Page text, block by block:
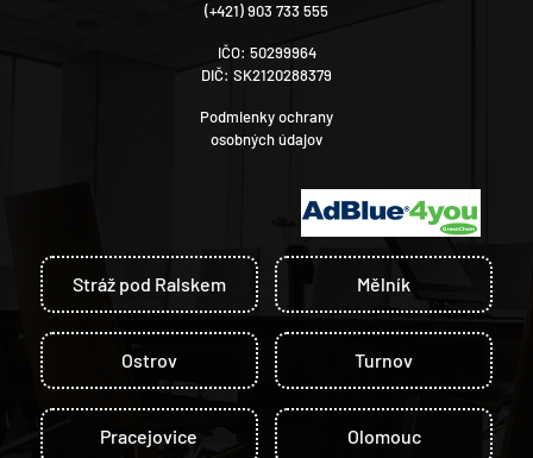
(+421) 903 733 555
IČO: 50299964
DIČ: SK2120288379
Podmienky ochrany
osobných údajov
Stráž pod Ralskem Mělník
Ostrov Turnov
Pracejovice Olomouc